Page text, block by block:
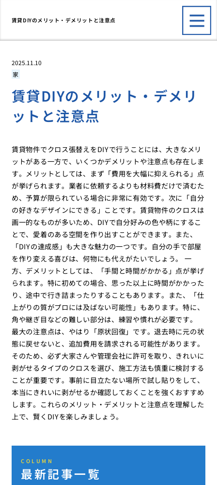
賃貸DIYのメリット・デメリットと注意点
2025.11.10
家
賃貸DIYのメリット・デメリ
ットと注意点
賃貸物件でクロス張替えをDIYで行うことには、大きなメリ
ットがある一方で、いくつかデメリットや注意点も存在しま
す。メリットとしては、まず「費用を大幅に抑えられる」点
が挙げられます。業者に依頼するよりも材料費だけで済むた
め、予算が限られている場合に非常に有効です。次に「自分
の好きなデザインにできる」ことです。賃貸物件のクロスは
画一的なものが多いため、DIYで自分好みの色や柄にするこ
とで、愛着のある空間を作り出すことができます。また、
「DIYの達成感」も大きな魅力の一つです。自分の手で部屋
を作り変える喜びは、何物にも代えがたいでしょう。 一
方、デメリットとしては、「手間と時間がかかる」点が挙げ
られます。特に初めての場合、思った以上に時間がかかった
り、途中で行き詰まったりすることもあります。また、「仕
上がりの質がプロには及ばない可能性」もあります。特に、
角や継ぎ目などの難しい部分は、練習や慣れが必要です。
最大の注意点は、やはり「原状回復」です。退去時に元の状
態に戻せないと、追加費用を請求される可能性があります。
そのため、必ず大家さんや管理会社に許可を取り、きれいに
剥がせるタイプのクロスを選び、施工方法も慎重に検討する
ことが重要です。事前に目立たない場所で試し貼りをして、
本当にきれいに剥がせるか確認しておくことを強くおすすめ
します。これらのメリット・デメリットと注意点を理解した
上で、賢くDIYを楽しみましょう。
COLUMN
最新記事一覧